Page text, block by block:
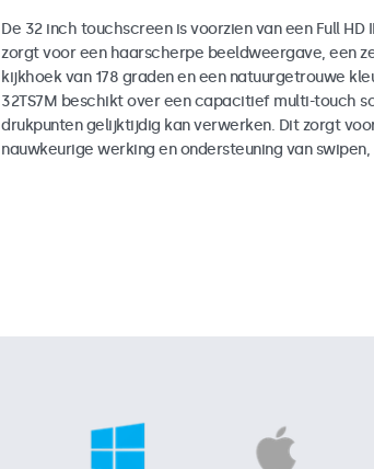
De 32 inch touchscreen is voorzien van een Full HD
zorgt voor een haarscherpe beeldweergave, een
kijkhoek van 178 graden en een natuurgetrouwe
32TS7M beschikt over een capacitief multi-touch
drukpunten gelijktijdig kan verwerken. Dit zorgt
nauwkeurige werking en ondersteuning van